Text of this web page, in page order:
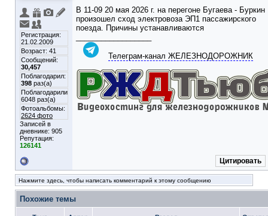
Регистрация:
21.02.2009
Возраст: 41
Сообщений:
30,457
Поблагодарил:
398 раз(а)
Поблагодарили
6048 раз(а)
Фотоальбомы:
2624 фото
Записей в
дневнике: 905
Репутация:
126141
В 11-09 20 мая 2026 г. на перегоне Бугаева - Буркин
произошел сход электровоза ЭП1 пассажирского
поезда. Причины устанавливаются
Телеграм-канал ЖЕЛЕЗНОДОРОЖНИК
Цитировать
Нажмите здесь, чтобы написать комментарий к этому сообщению
Похожие темы